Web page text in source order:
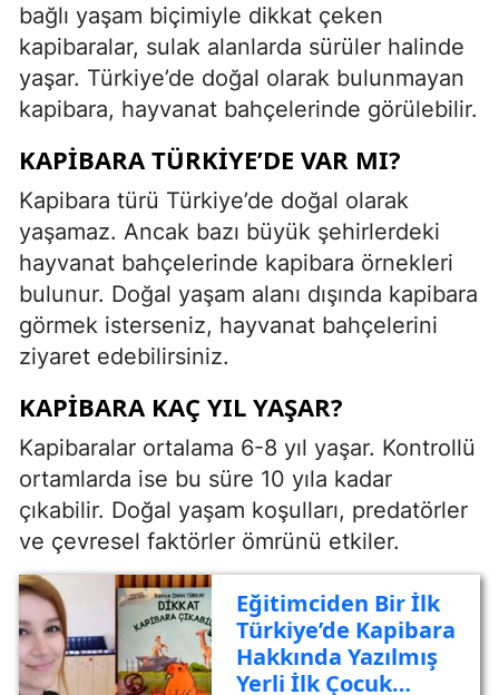
bağlı yaşam biçimiyle dikkat çeken
kapibaralar, sulak alanlarda sürüler halinde
yaşar. Türkiye’de doğal olarak bulunmayan
kapibara, hayvanat bahçelerinde görülebilir.
KAPIBARA TÜRKIYE’DE VAR MI?
Kapibara türü Türkiye’de doğal olarak
yaşamaz. Ancak bazı büyük şehirlerdeki
hayvanat bahçelerinde kapibara örnekleri
bulunur. Doğal yaşam alanı dışında kapibara
görmek isterseniz, hayvanat bahçelerini
ziyaret edebilirsiniz.
KAPIBARA KAÇ YIL YAŞAR?
Kapibaralar ortalama 6-8 yıl yaşar. Kontrollü
ortamlarda ise bu süre 10 yıla kadar
çıkabilir. Doğal yaşam koşulları, predatörler
ve çevresel faktörler ömrünü etkiler.
Eğitimciden Bir İlk
Türkiye’de Kapibara
Hakkında Yazılmış
Yerli İlk Çocuk